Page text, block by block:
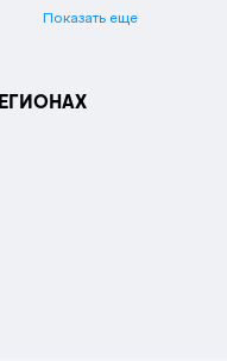
Показать еще